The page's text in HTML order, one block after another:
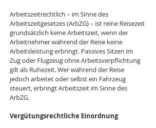
Arbeitszeitrechtlich – im Sinne des
Arbeitszeitgesetzes (ArbZG) – ist reine Reisezeit
grundsätzlich keine Arbeitszeit, wenn der
Arbeitnehmer während der Reise keine
Arbeitsleistung erbringt. Passives Sitzen im
Zug oder Flugzeug ohne Arbeitsverpflichtung
gilt als Ruhezeit. Wer während der Reise
jedoch arbeitet oder selbst ein Fahrzeug
steuert, erbringt Arbeitszeit im Sinne des
ArbZG.
Vergütungsrechtliche Einordnung